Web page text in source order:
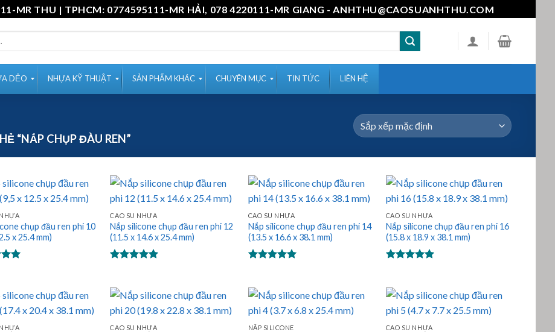
MR THU | TPHCM: 0774595111-MR HẢI, 078 4220111-MR GIANG - ANHTHU@CAOSUANHTHU.COM
DẺO NHỰA KỸ THUẬT SẢN PHẨM KHÁC CHUYÊN MỤC TIN TỨC LIÊN HỆ
“NẮP CHỤP ĐÀU REN”
chụp đầu ren phi 10
x 25.4 mm)
CAO SU NHỰA
Nắp silicone chụp đầu ren phi 12
(11.5 x 14.6 x 25.4 mm)
5 sao
CAO SU NHỰA
Nắp silicone chụp đầu ren phi 14
(13.5 x 16.6 x 38.1 mm)
5 sao
CAO SU NHỰA
Nắp silicone chụp đầu ren phi 16
(15.8 x 18.9 x 38.1 mm)
5 sao
CAO SU NHỰA NẮP SILICONE CAO SU NHỰA